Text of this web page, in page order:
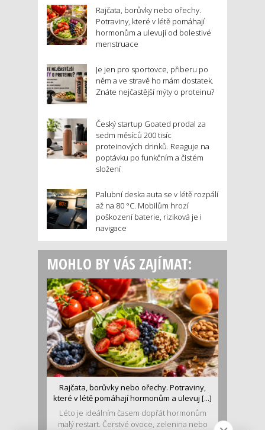
Rajčata, borůvky nebo ořechy.
Potraviny, které v létě pomáhají
hormonům a ulevují od bolestivé
menstruace
Je jen pro sportovce, přiberu po
něm a ve stravě ho mám dostatek.
Znáte nejčastější mýty o proteinu?
Český startup Goated prodal za
sedm měsíců 200 tisíc
proteinových drinků. Reaguje na
poptávku po funkčním a čistém
složení
Palubní deska auta se v létě rozpálí
až na 80 °C. Mobilům hrozí
poškození baterie, riziková je i
navigace
MOHLO BY VÁS ZAJÍMAT:
Rajčata, borůvky nebo ořechy. Potraviny,
které v létě pomáhají hormonům a ulevuj [...]
Léto je ideálním časem dopřát hormonům
malý restart. Čerstvé ovoce, zelenina nebo